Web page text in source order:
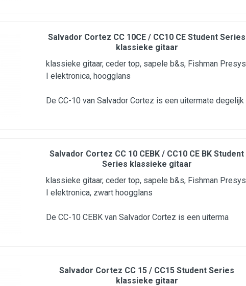
Salvador Cortez CC 10CE / CC10 CE Student Series
klassieke gitaar
klassieke gitaar, ceder top, sapele b&s, Fishman Presys
I elektronica, hoogglans
De CC-10 van Salvador Cortez is een uitermate degelijk
Salvador Cortez CC 10 CEBK / CC10 CE BK Student
Series klassieke gitaar
klassieke gitaar, ceder top, sapele b&s, Fishman Presys
I elektronica, zwart hoogglans
De CC-10 CEBK van Salvador Cortez is een uiterma
Salvador Cortez CC 15 / CC15 Student Series
klassieke gitaar